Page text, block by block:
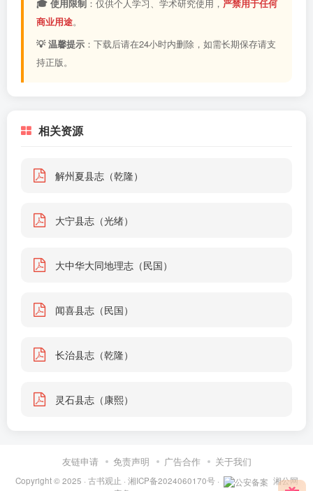
🎓 使用限制 ：仅供个人学习、学术研究使用， 严禁用于任何
商业用途。
💡 温馨提示 ：下载后请在24小时内删除，如需长期保存请支
持正版。
相关资源
解州夏县志（乾隆）
大宁县志（光绪）
大中华大同地理志（民国）
闻喜县志（民国）
长治县志（乾隆）
灵石县志（康熙）
友链申请 免责声明 广告合作 关于我们
Copyright © 2025 · 古书观止 · 湘ICP备2024060170号·
湘公网